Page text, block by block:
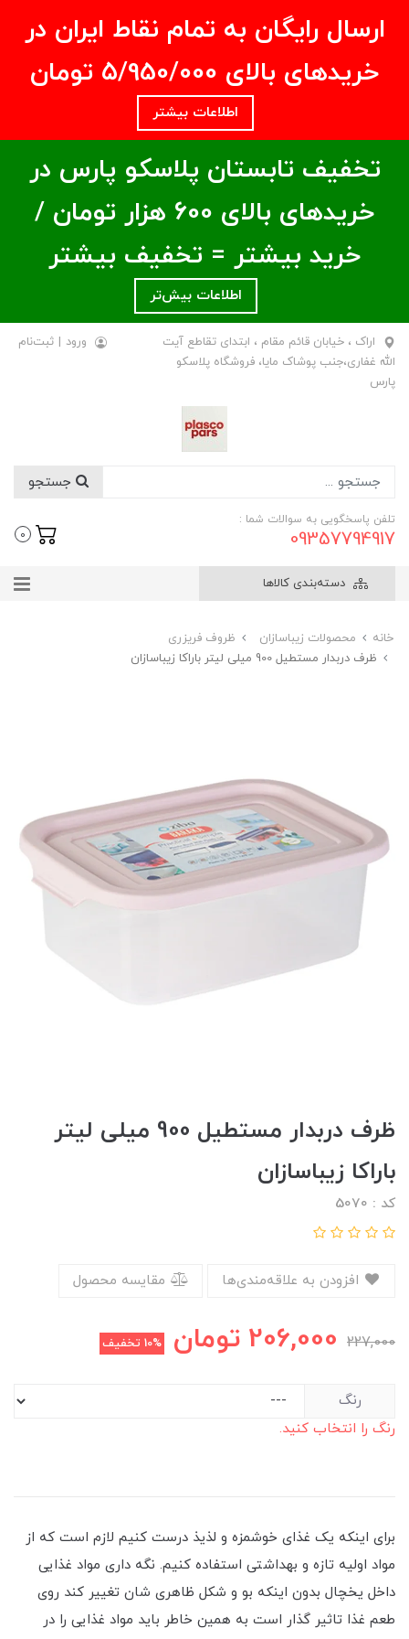
ارسال رایگان به تمام نقاط ایران در
خریدهای بالای ۵/950/000 تومان
اطلاعات بیشتر
تخفیف تابستان پلاسکو پارس در
خریدهای بالای ۶00 هزار تومان /
خرید بیشتر = تخفیف بیشتر
اطلاعات بیش‌تر
اراک ، خیابان قائم مقام ، ابتدای تقاطع آیت
الله غفاری،جنب پوشاک مایا، فروشگاه پلاسکو
پارس
ورود | ثبت‌نام
تلفن پاسخگویی به سوالات شما :
09357794917
0
دسته‌بندی کالاها
خانه محصولات زیباسازان
ظروف فریزری
ظرف دربدار مستطیل 900 میلی لیتر باراکا زیباسازان
ظرف دربدار مستطیل 900 میلی لیتر
باراکا زیباسازان
کد : 5070
مقایسه محصول
227,000
206,000 تومان 10% تخفیف
رنگ
رنگ را انتخاب کنید.
برای اینکه یک غذای خوشمزه و لذیذ درست کنیم لازم است که از
مواد اولیه تازه و بهداشتی استفاده کنیم. نگه داری مواد غذایی
داخل یخچال بدون اینکه بو و شکل ظاهری شان تغییر کند روی
طعم غذا تاثیر گذار است به همین خاطر باید مواد غذایی را در